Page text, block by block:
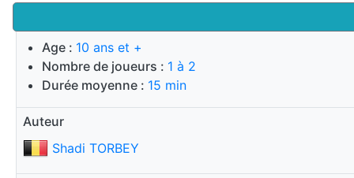
Age : 10 ans et +
Nombre de joueurs : 1 à 2
Durée moyenne : 15 min
Auteur
Shadi TORBEY